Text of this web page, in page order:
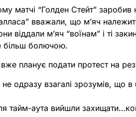
матчі “Голден Стейт” заробив
вважали, що м’яч
віддали м’яч “воїнам” і ті
більш болючою.
планує подати протест на
одразу взагалі зрозумів, що в
тайм-аута вийшли